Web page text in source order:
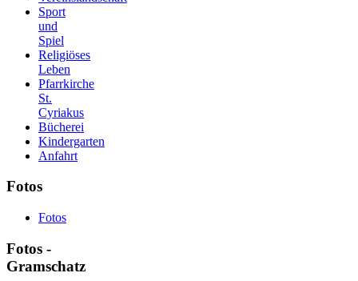
Sport
und
Spiel
Religiöses
Leben
Pfarrkirche
St.
Cyriakus
Bücherei
Kindergarten
Anfahrt
Fotos
Fotos
Fotos -
Gramschatz